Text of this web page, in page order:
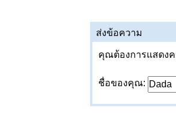
ส่งข้อความ
คุณต้องการแสดง
ชื่อของคุณ: